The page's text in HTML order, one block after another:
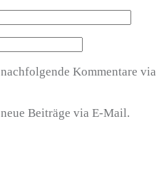
Kommentare via
Beiträge via E-Mail.